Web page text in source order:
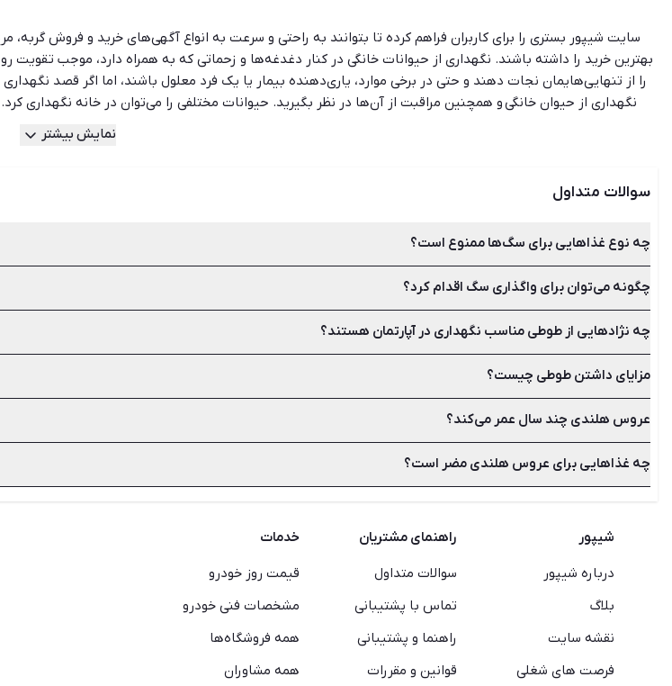
سایت شیپور بستری را برای کاربران فراهم کرده تا بتوانند به راحتی و سرعت به انواع آگهی‌های خرید و فروش
بهترین خرید را داشته باشند. نگهداری از حیوانات خانگی در کنار دغدغه‌ها و زحماتی که به همراه دارد، موجب
را از تنهایی‌هایمان نجات دهند و حتی در برخی موارد، یاری‌دهنده بیمار یا یک فرد معلول باشند، اما اگر قصد
نگهداری از حیوان خانگی و همچنین مراقبت از آن‌ها در نظر بگیرید. حیوانات مختلفی را می‌توان در خانه نگهداری
نگهداری می‌شوند، اما ‌برای انتخاب هر کدام از آن‌ها به عنوان حیوان خانگی، باید به شرایط خانه و نیازهای حیوان
و آسایش حیوان خانگی که شامل غذا، آب، سرپناه، مراقبت‌های بهداشتی و تفریح است را فراهم کند. برخی از
نمایش بیشتر
سوالات متداول
چه نوع غذاهایی برای سگ‌ها ممنوع است؟
اگر سرپرستی سگی را به عهده دارید باید همواره لیست غذاهای مضر و خطرناک را به یاد داشته باشید و آن‌ها را از
لبنیات، انگور، کشمش، شکلات، الکل و تخم‌ مرغ خام از جمله غذاهای خطرناک برای سگ‌ها هستند.
چگونه می‌توان برای واگذاری سگ اقدام کرد؟
برای این کار می‌توانید از طریق سایت شیپور آگهی‌های روزانه واگذاری انواع سگ‌های هاسکی، سگ پاکوتاه، سگ
انتخاب کنید.
چه نژادهایی از طوطی مناسب نگهداری در آپارتمان هستند؟
طوطی انواع و نژادهای گوناگونی دارد که با کمی تحقیق می‌توانید مناسب‌ترین گزینه را برای سرپرستی در شیپور
کاسکو، مرغ عشق، عروس هلندی، ملنگو یا شاه طوطی، کاکادو، ماکائو و طوطی برزیلی را انتخاب کنید.
مزایای داشتن طوطی چیست؟
هوش عجیب طوطی‌ها، توانایی صحبت در بسیاری از گونه‌ها، تنوع بالا در اندازه و رنگ، طول عمر بالا و اجتماعی
تبدیل کرده است.
عروس هلندی چند سال عمر می‌کند؟
افزایش داد.
چه غذاهایی برای عروس هلندی مضر است؟
شیپور
درباره شیپور
بلاگ
نقشه سایت
فرصت های شغلی
راهنمای مشتریان
سوالات متداول
تماس با پشتیبانی
راهنما و پشتیبانی
قوانین و مقررات
خدمات
قیمت روز خودرو
مشخصات فنی خودرو
همه فروشگاه‌ها
همه مشاوران